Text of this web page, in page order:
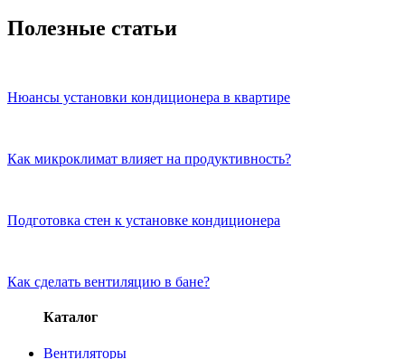
Полезные статьи
Нюансы установки кондиционера в квартире
Как микроклимат влияет на продуктивность?
Подготовка стен к установке кондиционера
Как сделать вентиляцию в бане?
Каталог
Вентиляторы